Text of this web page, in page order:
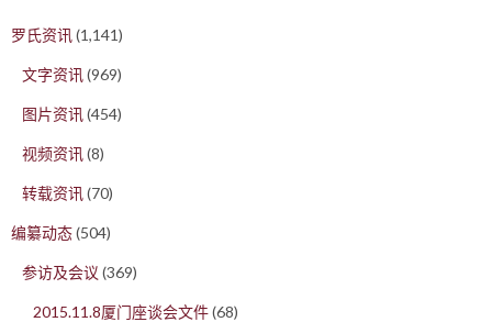
罗氏资讯(1,141)
文字资讯(969)
图片资讯(454)
视频资讯(8)
转载资讯(70)
编纂动态(504)
参访及会议 (369)
2015.11.8厦门座谈会文件(68)